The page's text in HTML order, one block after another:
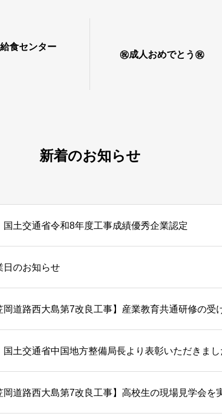
食センター
㊗成人おめでとう㊗
新着のお知らせ
国土交通省令和8年度工事成績優秀企業認定
日のお知らせ
岡道路西大島第7改良工事】産業教育共通研修の受
国土交通省中国地方整備局長より表彰いただきま
岡道路西大島第7改良工事】高校生の現場見学会を